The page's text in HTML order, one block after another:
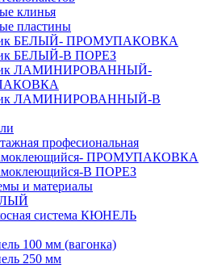
клинья
пластины
БЕЛЫЙ- ПРОМУПАКОВКА
БЕЛЫЙ-В ПОРЕЗ
ЛАМИНИРОВАННЫЙ-
ЛАМИНИРОВАННЫЙ-В
професиональная
ПРОМУПАКОВКА
В ПОРЕЗ
и материалы
система КЮНЕЛЬ
100 мм (вагонка)
250 мм